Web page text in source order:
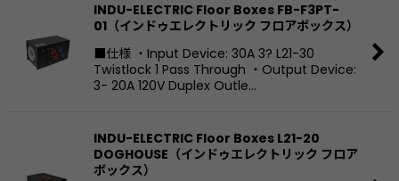
INDU-ELECTRIC Floor Boxes FB-F3PT-
01（インドゥエレクトリック フロアボックス）
■仕様 ・Input Device: 30A 3? L21-30
Twistlock 1 Pass Through ・Output Device:
3- 20A 120V Duplex Outle…
INDU-ELECTRIC Floor Boxes L21-20
DOGHOUSE（インドゥエレクトリック フロア
ボックス）